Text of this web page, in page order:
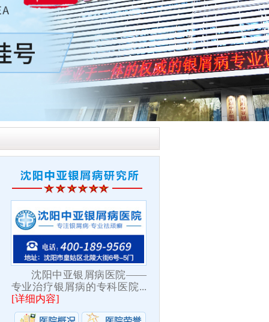
沈阳中亚银屑病医院——
专业治疗银屑病的专科医院...
[详细内容]